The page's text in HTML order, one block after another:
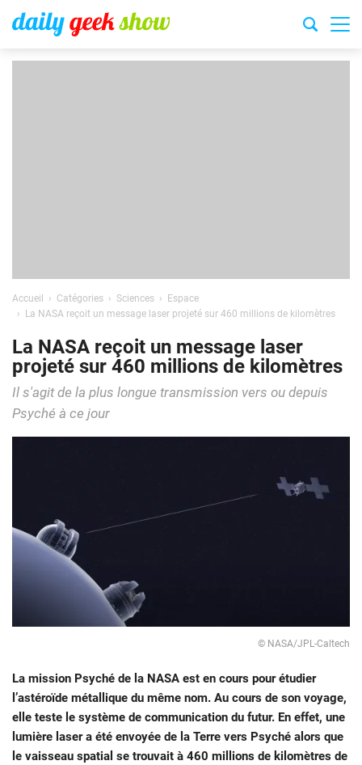
Accueil Catégories Sciences
Espace
La NASA reçoit un message laser projeté sur 460 millions de kilomètres
La NASA reçoit un message laser
projeté sur 460 millions de kilomètres
Il s'agit de la plus longue transmission vers ou depuis
Psyché à ce jour
© NASA/JPL-Caltech
La mission Psyché de la NASA est en cours pour étudier
l’astéroïde métallique du même nom. Au cours de son voyage,
elle teste le système de communication du futur. En effet, une
lumière laser a été envoyée de la Terre vers Psyché alors que
le vaisseau spatial se trouvait à 460 millions de kilomètres de